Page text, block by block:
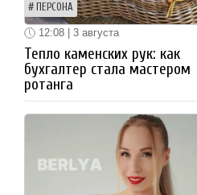
ПЕРСОНА
12:08 | 3 августа
Тепло каменских рук: как
бухгалтер стала мастером
ротанга